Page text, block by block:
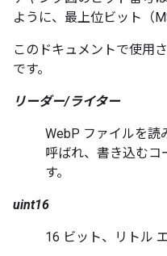
ように、最上位ビット（
このドキュメントで使用
です。
リーダー/ライター
WebP ファイルを読
呼ばれ、書き込むコ
す。
uint16
16 ビット、リトル